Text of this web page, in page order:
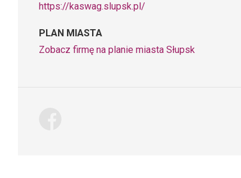
https://kaswag.slupsk.pl/
PLAN MIASTA
Zobacz firmę na planie miasta Słupsk